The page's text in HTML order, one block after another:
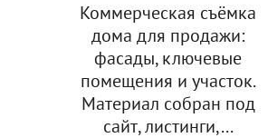
Коммерческая съёмка
дома для продажи:
фасады, ключевые
помещения и участок.
Материал собран под
сайт, листинги,...